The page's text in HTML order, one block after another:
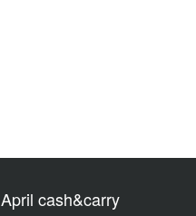
April cash&carry